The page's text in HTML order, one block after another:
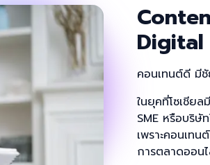
คอนเทนต์ดี มี
ในยุคที่โซเชีย
SME หรือบริษั
เพราะคอนเท
การตลาดออน